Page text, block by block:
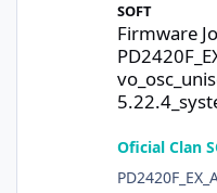
SOFT
Firmware
Oficial Clan